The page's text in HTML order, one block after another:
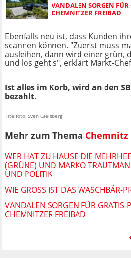
VANDALEN SORGEN
CHEMNITZER FREIBAD
Ebenfalls neu ist, dass Kunden
scannen können. "Zuerst muss
ausleihen, dann wird einer grün,
und los geht's", erklärt Markt-
Ist alles im Korb, wird an den
bezahlt.
Titelfoto: Sven Gleisberg
Mehr zum Thema Chemnitz
WER HAT ZU HAUSE DIE
(GRÜNE) UND MARKO
UND POLITIK
WIE GROSS IST DAS WASCHBÄR-
VANDALEN SORGEN FÜR GRATIS-
CHEMNITZER FREIBAD